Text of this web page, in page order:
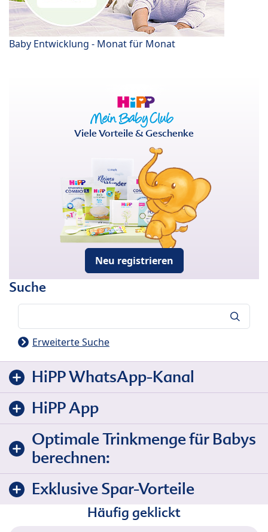
Baby Entwicklung - Monat für Monat
Viele Vorteile & Geschenke
Neu registrieren
Suche
Erweiterte Suche
HiPP WhatsApp-Kanal
HiPP App
Optimale Trinkmenge für Babys
berechnen:
Exklusive Spar-Vorteile
Häufig geklickt